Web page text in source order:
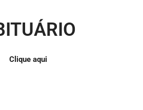
Clique aqui